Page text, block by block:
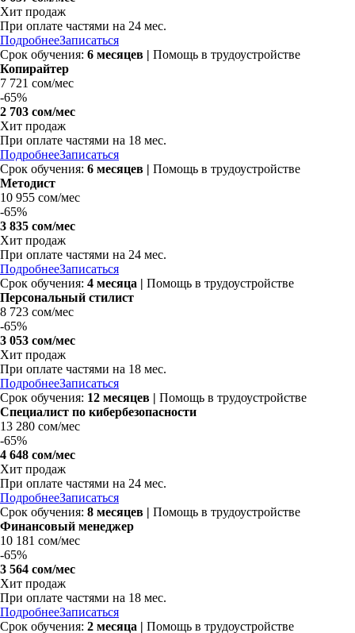
Хит продаж
При оплате частями на 24 мес.
ПодробнееЗаписаться
Срок обучения: 6 месяцев | Помощь в трудоустройстве
Копирайтер
7 721 сом/мес
-65%
2 703 сом/мес
Хит продаж
При оплате частями на 18 мес.
ПодробнееЗаписаться
Срок обучения: 6 месяцев | Помощь в трудоустройстве
Методист
10 955 сом/мес
-65%
3 835 сом/мес
Хит продаж
При оплате частями на 24 мес.
ПодробнееЗаписаться
Срок обучения: 4 месяца | Помощь в трудоустройстве
Персональный стилист
8 723 сом/мес
-65%
3 053 сом/мес
Хит продаж
При оплате частями на 18 мес.
ПодробнееЗаписаться
Срок обучения: 12 месяцев | Помощь в трудоустройстве
Специалист по кибербезопасности
13 280 сом/мес
-65%
4 648 сом/мес
Хит продаж
При оплате частями на 24 мес.
ПодробнееЗаписаться
Срок обучения: 8 месяцев | Помощь в трудоустройстве
Финансовый менеджер
10 181 сом/мес
-65%
3 564 сом/мес
Хит продаж
При оплате частями на 18 мес.
ПодробнееЗаписаться
Срок обучения: 2 месяца | Помощь в трудоустройстве